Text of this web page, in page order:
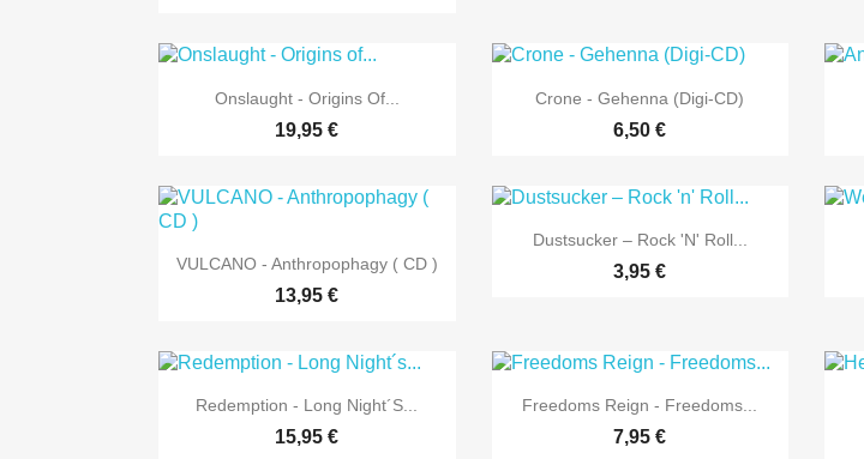
 Vorschau
Onslaught - Origins Of...
19,95 €
 Vorschau
Crone - Gehenna (Digi-CD)
6,50 €
 Vorschau
VULCANO - Anthropophagy ( CD )
13,95 €
 Vorschau
Dustsucker ‎– Rock 'n' Roll...
3,95 €
 Vorschau
Redemption - Long Night´s...
15,95 €
 Vorschau
Freedoms Reign - Freedoms...
7,95 €